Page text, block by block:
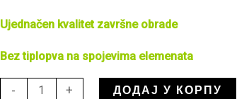
Ujednačen kvalitet završne obrade
Bez tiplopva na spojevima elemenata
- + ДОДАЈ У КОРПУ